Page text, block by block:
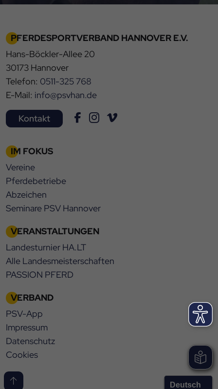
PFERDESPORTVERBAND HANNOVER E.V.
Hans-Böckler-Allee 20
30173 Hannover
Telefon: 0511-325 768
E-Mail: info@psvhan.de
Kontakt
IM FOKUS
Vereine
Pferdebetriebe
Abzeichen
Seminare PSV Hannover
VERANSTALTUNGEN
Landesturnier HA.LT
Alle Landesmeisterschaften
PASSION PFERD
VERBAND
PSV-App
Impressum
Datenschutz
Cookies